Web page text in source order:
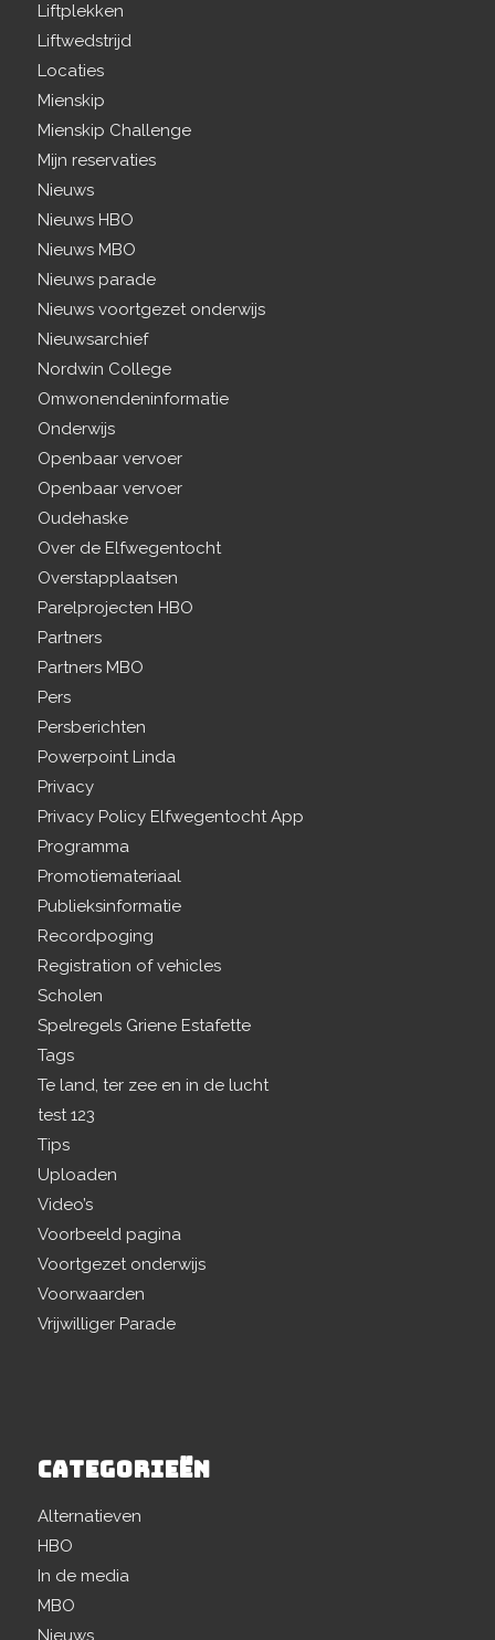
Liftplekken
Liftwedstrijd
Locaties
Mienskip
Mienskip Challenge
Mijn reservaties
Nieuws
Nieuws HBO
Nieuws MBO
Nieuws parade
Nieuws voortgezet onderwijs
Nieuwsarchief
Nordwin College
Omwonendeninformatie
Onderwijs
Openbaar vervoer
Openbaar vervoer
Oudehaske
Over de Elfwegentocht
Overstapplaatsen
Parelprojecten HBO
Partners
Partners MBO
Pers
Persberichten
Powerpoint Linda
Privacy
Privacy Policy Elfwegentocht App
Programma
Promotiemateriaal
Publieksinformatie
Recordpoging
Registration of vehicles
Scholen
Spelregels Griene Estafette
Tags
Te land, ter zee en in de lucht
test 123
Tips
Uploaden
Video’s
Voorbeeld pagina
Voortgezet onderwijs
Voorwaarden
Vrijwilliger Parade
CATEGORIEËN
Alternatieven
HBO
In de media
MBO
Nieuws